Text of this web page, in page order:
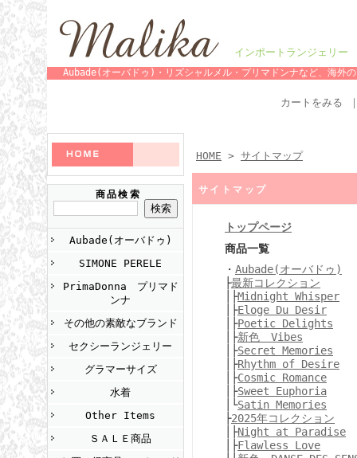
インポートランジェリ
Aubade(オーバドゥ)・リズシャルメル・プリマドンナなど、海外
カートをみる
商品検索
Aubade(オーバドゥ)
SIMONE PERELE
PrimaDonna プリマド
ンナ
その他の素敵なブランド
セクシーランジェリー
グラマーサイズ
水着
Other Items
ＳＡＬＥ商品
HOME > サイトマップ
サイトマップ
トップページ
商品一覧
・ Aubade(オーバドゥ)
├最新コレクション
│├Midnight Whisper
│├Eloge Du Desir
│├Poetic Delights
│├新色 Vibes
│├Secret Memories
│├Rhythm of Desire
│├Cosmic Romance
│├Sweet Euphoria
│└Satin Memories
├2025年コレクション
│├Night at Paradise
│├Flawless Love